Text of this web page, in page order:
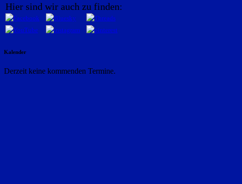
Hier sind wir auch zu finden:
Kalender
Derzeit keine kommenden Termine.